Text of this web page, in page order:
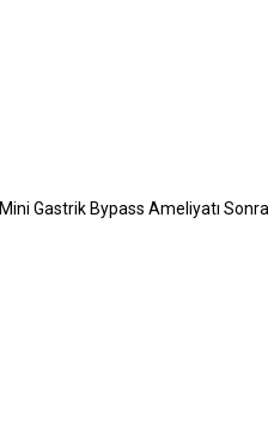
Mini Gastrik Bypass Ameliyatı